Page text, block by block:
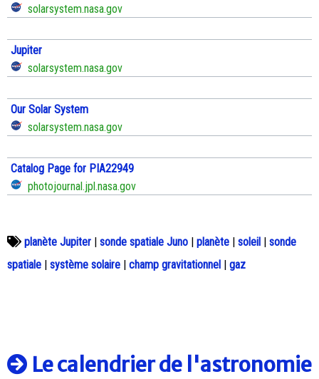
solarsystem.nasa.gov
Jupiter
solarsystem.nasa.gov
Our Solar System
solarsystem.nasa.gov
Catalog Page for PIA22949
photojournal.jpl.nasa.gov
planète Jupiter | sonde spatiale Juno | planète | soleil | sonde
spatiale | système solaire | champ gravitationnel | gaz
Le calendrier de l'astronomie